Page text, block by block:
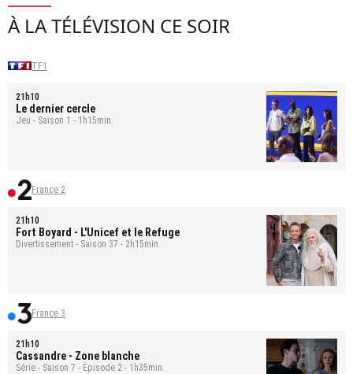
À LA TÉLÉVISION CE SOIR
TF1
21h10
Le dernier cercle
Jeu - Saison 1 - 1h15min.
France 2
21h10
Fort Boyard - L'Unicef et le Refuge
Divertissement - Saison 37 - 2h15min.
France 3
21h10
Cassandre - Zone blanche
Série - Saison 7 - Épisode 2 - 1h35min.